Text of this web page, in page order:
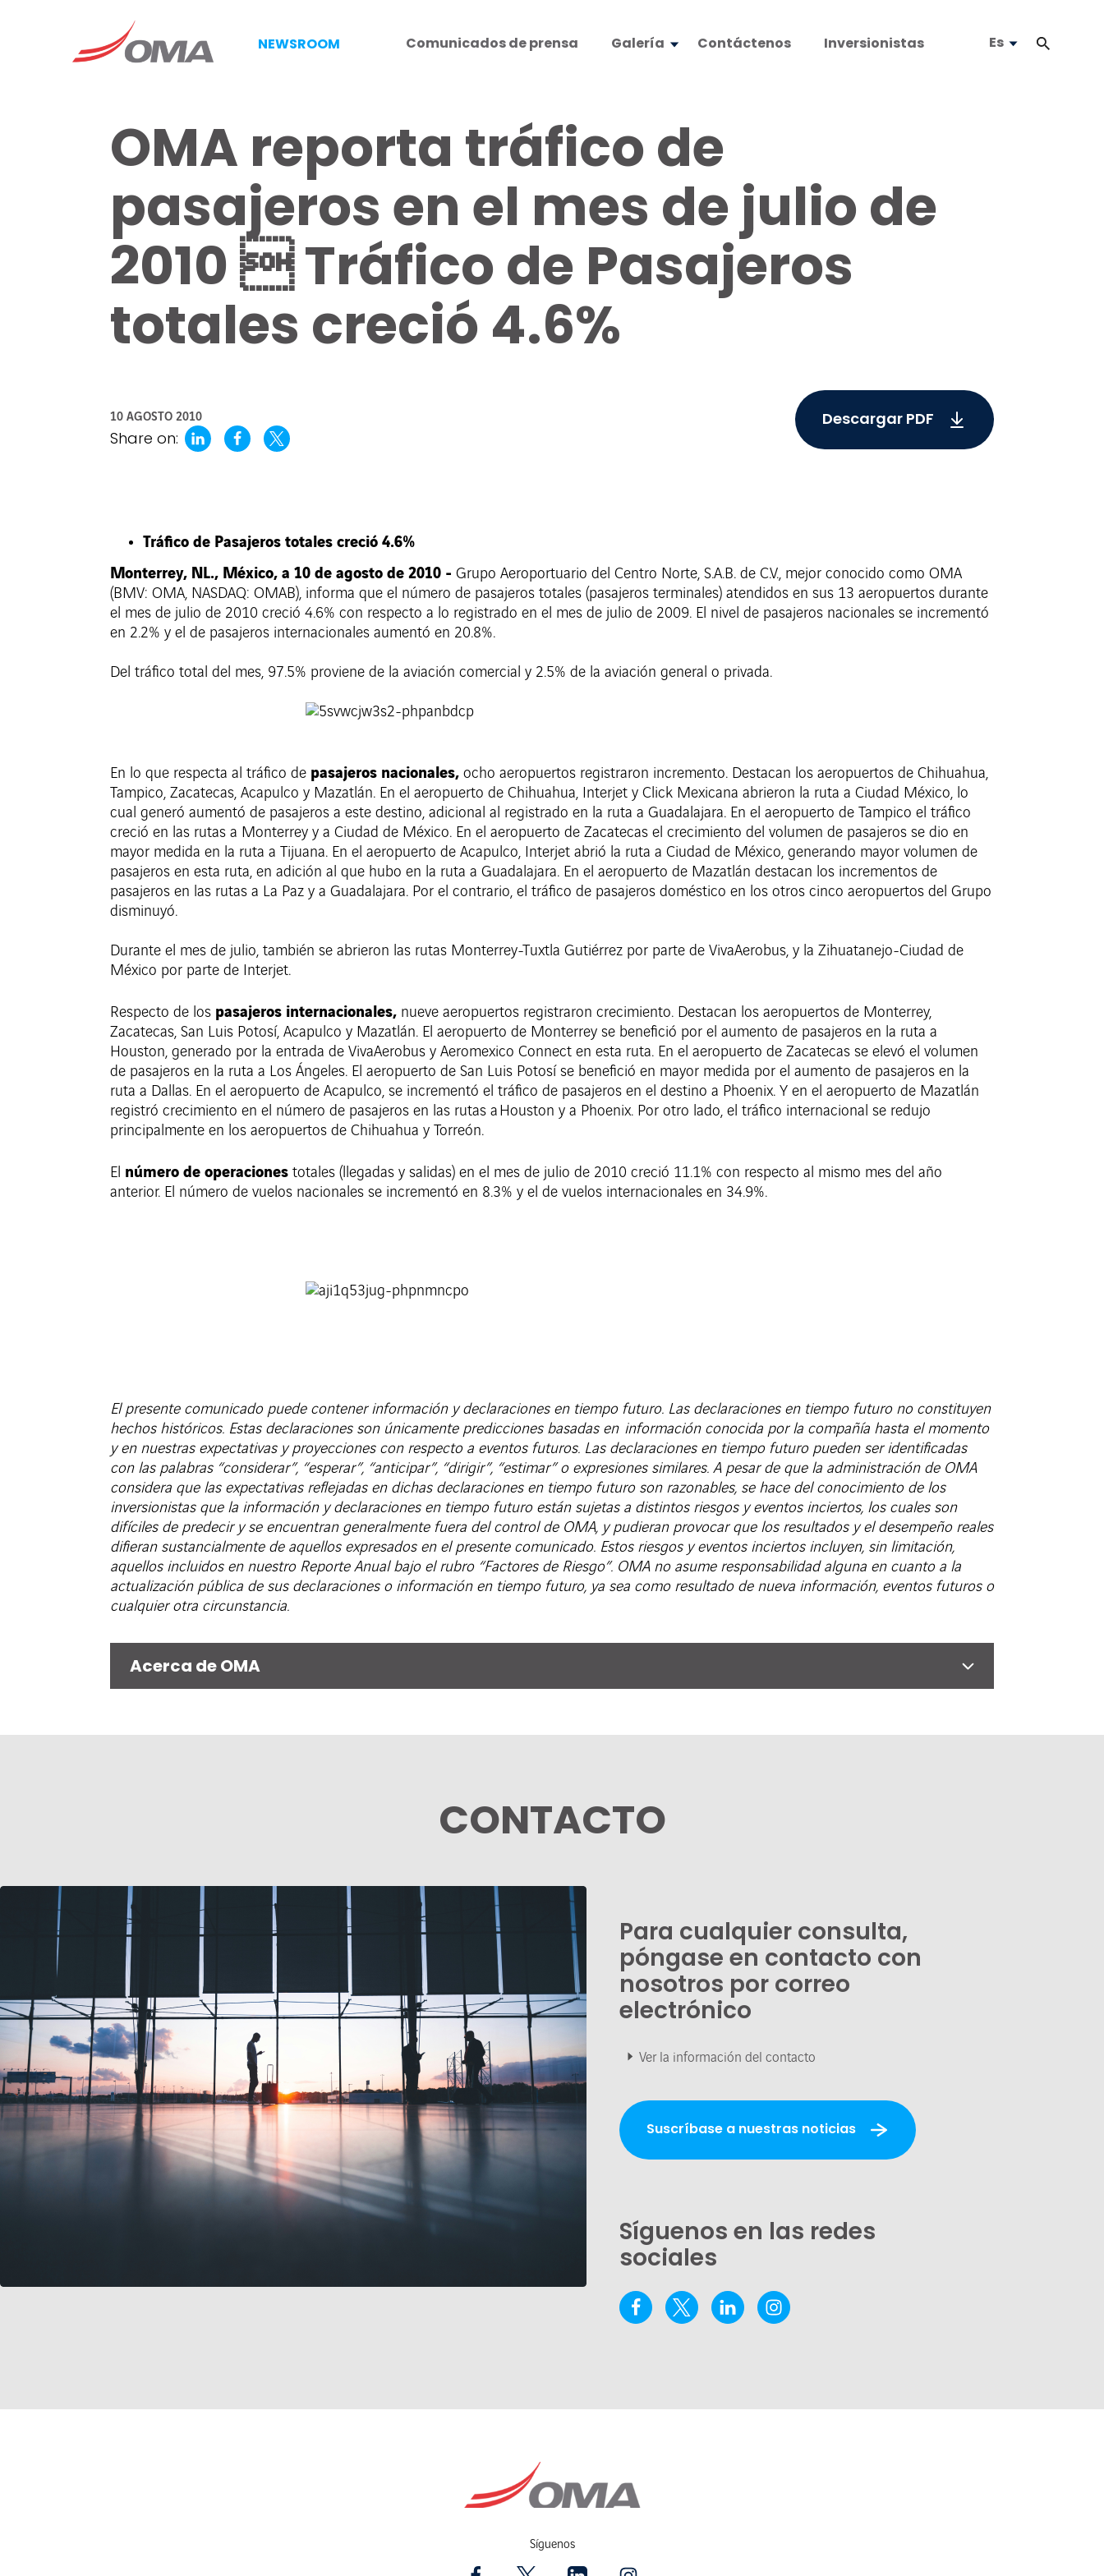
NEWSROOM Comunicados de prensa Galería Contáctenos Inversionistas Es
OMA reporta tráfico de
pasajeros en el mes de julio de
2010  Tráfico de Pasajeros
totales creció 4.6%
10 AGOSTO 2010
Share on:
Descargar PDF
Tráfico de Pasajeros totales creció 4.6%
Monterrey, NL., México, a 10 de agosto de 2010 - Grupo Aeroportuario del Centro Norte, S.A.B. de C.V., mejor conocido como OMA
(BMV: OMA, NASDAQ: OMAB), informa que el número de pasajeros totales (pasajeros terminales) atendidos en sus 13 aeropuertos durante
el mes de julio de 2010 creció 4.6% con respecto a lo registrado en el mes de julio de 2009. El nivel de pasajeros nacionales se incrementó
en 2.2% y el de pasajeros internacionales aumentó en 20.8%.
Del tráfico total del mes, 97.5% proviene de la aviación comercial y 2.5% de la aviación general o privada.
En lo que respecta al tráfico de pasajeros nacionales, ocho aeropuertos registraron incremento. Destacan los aeropuertos de Chihuahua,
Tampico, Zacatecas, Acapulco y Mazatlán. En el aeropuerto de Chihuahua, Interjet y Click Mexicana abrieron la ruta a Ciudad México, lo
cual generó aumentó de pasajeros a este destino, adicional al registrado en la ruta a Guadalajara. En el aeropuerto de Tampico el tráfico
creció en las rutas a Monterrey y a Ciudad de México. En el aeropuerto de Zacatecas el crecimiento del volumen de pasajeros se dio en
mayor medida en la ruta a Tijuana. En el aeropuerto de Acapulco, Interjet abrió la ruta a Ciudad de México, generando mayor volumen de
pasajeros en esta ruta, en adición al que hubo en la ruta a Guadalajara. En el aeropuerto de Mazatlán destacan los incrementos de
pasajeros en las rutas a La Paz y a Guadalajara. Por el contrario, el tráfico de pasajeros doméstico en los otros cinco aeropuertos del Grupo
disminuyó.
Durante el mes de julio, también se abrieron las rutas Monterrey-Tuxtla Gutiérrez por parte de VivaAerobus, y la Zihuatanejo-Ciudad de
México por parte de Interjet.
Respecto de los pasajeros internacionales, nueve aeropuertos registraron crecimiento. Destacan los aeropuertos de Monterrey,
Zacatecas, San Luis Potosí, Acapulco y Mazatlán. El aeropuerto de Monterrey se benefició por el aumento de pasajeros en la ruta a
Houston, generado por la entrada de VivaAerobus y Aeromexico Connect en esta ruta. En el aeropuerto de Zacatecas se elevó el volumen
de pasajeros en la ruta a Los Ángeles. El aeropuerto de San Luis Potosí se benefició en mayor medida por el aumento de pasajeros en la
ruta a Dallas. En el aeropuerto de Acapulco, se incrementó el tráfico de pasajeros en el destino a Phoenix. Y en el aeropuerto de Mazatlán
registró crecimiento en el número de pasajeros en las rutas a Houston y a Phoenix. Por otro lado, el tráfico internacional se redujo
principalmente en los aeropuertos de Chihuahua y Torreón.
El número de operaciones totales (llegadas y salidas) en el mes de julio de 2010 creció 11.1% con respecto al mismo mes del año
anterior. El número de vuelos nacionales se incrementó en 8.3% y el de vuelos internacionales en 34.9%.
El presente comunicado puede contener información y declaraciones en tiempo futuro. Las declaraciones en tiempo futuro no constituyen
hechos históricos. Estas declaraciones son únicamente predicciones basadas en información conocida por la compañía hasta el momento
y en nuestras expectativas y proyecciones con respecto a eventos futuros. Las declaraciones en tiempo futuro pueden ser identificadas
con las palabras “considerar”, “esperar”, “anticipar”, “dirigir”, “estimar” o expresiones similares. A pesar de que la administración de OMA
considera que las expectativas reflejadas en dichas declaraciones en tiempo futuro son razonables, se hace del conocimiento de los
inversionistas que la información y declaraciones en tiempo futuro están sujetas a distintos riesgos y eventos inciertos, los cuales son
difíciles de predecir y se encuentran generalmente fuera del control de OMA, y pudieran provocar que los resultados y el desempeño reales
difieran sustancialmente de aquellos expresados en el presente comunicado. Estos riesgos y eventos inciertos incluyen, sin limitación,
aquellos incluidos en nuestro Reporte Anual bajo el rubro “Factores de Riesgo”. OMA no asume responsabilidad alguna en cuanto a la
actualización pública de sus declaraciones o información en tiempo futuro, ya sea como resultado de nueva información, eventos futuros o
cualquier otra circunstancia.
Acerca de OMA
CONTACTO
Para cualquier consulta,
póngase en contacto con
nosotros por correo
electrónico
Ver la información del contacto
Suscríbase a nuestras noticias
Síguenos en las redes
sociales
Síguenos